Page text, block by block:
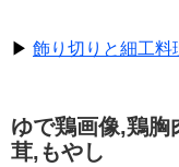
▶ 飾り切りと細工料
ゆで鶏画像,鶏胸
茸,もやし